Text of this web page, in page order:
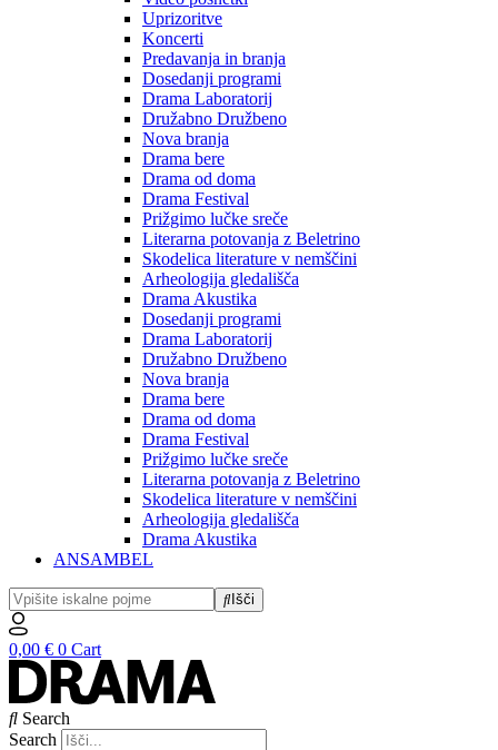
Uprizoritve
Koncerti
Predavanja in branja
Dosedanji programi
Drama Laboratorij
Družabno Družbeno
Nova branja
Drama bere
Drama od doma
Drama Festival
Prižgimo lučke sreče
Literarna potovanja z Beletrino
Skodelica literature v nemščini
Arheologija gledališča
Drama Akustika
Dosedanji programi
Drama Laboratorij
Družabno Družbeno
Nova branja
Drama bere
Drama od doma
Drama Festival
Prižgimo lučke sreče
Literarna potovanja z Beletrino
Skodelica literature v nemščini
Arheologija gledališča
Drama Akustika
ANSAMBEL
Išči
0,00 € 0 Cart
Search
Search